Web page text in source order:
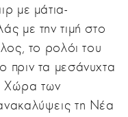
με μάτια-
με την τιμή στο
το ρολόι του
πριν τα μεσάνυχτα
Χώρα των
τη Νέα